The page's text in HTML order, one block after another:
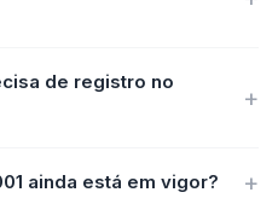
de registro no
ainda está em vigor?